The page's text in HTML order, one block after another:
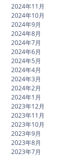
2024年11月
2024年10月
2024年9月
2024年8月
2024年7月
2024年6月
2024年5月
2024年4月
2024年3月
2024年2月
2024年1月
2023年12月
2023年11月
2023年10月
2023年9月
2023年8月
2023年7月